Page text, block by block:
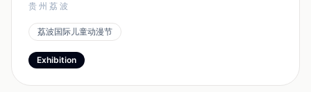
汇集到荔波。 今年的活动融合了动漫文化、科技...
贵州荔波
荔波国际儿童动漫节
Exhibition